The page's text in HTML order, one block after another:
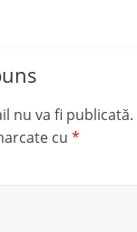
nu va fi publicată.
cu*